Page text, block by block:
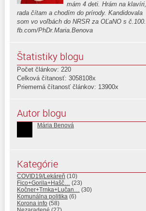
mám 4 deti. Hrám na klavíri,
rada čítam a chodím do prírody. Kandidovala
som vo voľbách do NRSR za OĽaNO s č.100.
fb.com/PhDr.Maria.Benova
Štatistiky blogu
Počet článkov: 220
Celková čítanosť: 3058108x
Priemerná čítanosť článkov: 13900x
Autor blogu
Mária Benová
Kategórie
COVID19/Lekáreň (10)
Fico+Gorila+Hašč… (23)
Kočner+Trnka+Lučan… (30)
Komunálna politika (6)
Korona info (58)